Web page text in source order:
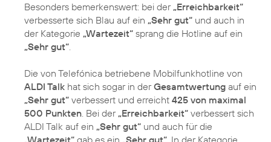
Besonders bemerkenswert: bei der„Erreichbarkeit“
verbesserte sich Blau auf ein „Sehr gut“ und auch in
der Kategorie „Wartezeit“ sprang die Hotline auf ein
„Sehr gut“.
Die von Telefónica betriebene Mobilfunkhotline von
ALDI Talk hat sich sogar in derGesamtwertung auf ein
„Sehr gut“ verbessert und erreicht 425 von maximal
500 Punkten. Bei der„Erreichbarkeit“ verbessert sich
ALDI Talk auf ein „Sehr gut“ und auch für die